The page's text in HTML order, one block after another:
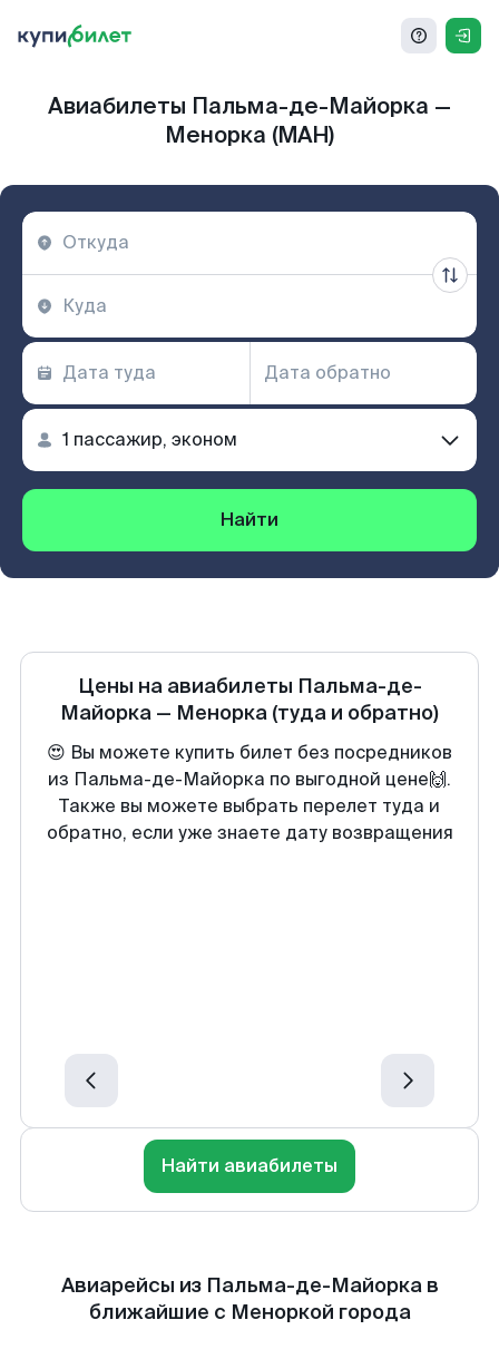
Авиабилеты Пальма-де-Майорка —
Менорка (MAH)
Найти
Цены на авиабилеты Пальма-де-
Майорка — Менорка (туда и обратно)
😍 Вы можете купить билет без посредников
из Пальма-де-Майорка по выгодной цене🙌.
Также вы можете выбрать перелет туда и
обратно, если уже знаете дату возвращения
Найти авиабилеты
Авиарейсы из Пальма-де-Майорка в
ближайшие с Меноркой города